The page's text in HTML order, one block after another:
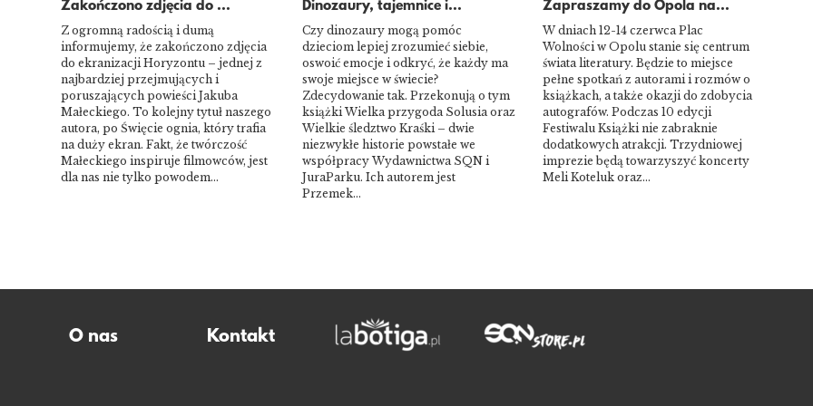
Zakończono zdjęcia do ...
Z ogromną radością i dumą
informujemy, że zakończono zdjęcia
do ekranizacji Horyzontu – jednej z
najbardziej przejmujących i
poruszających powieści Jakuba
Małeckiego. To kolejny tytuł naszego
autora, po Święcie ognia, który trafia
na duży ekran. Fakt, że twórczość
Małeckiego inspiruje filmowców, jest
dla nas nie tylko powodem…
Dinozaury, tajemnice i...
Czy dinozaury mogą pomóc
dzieciom lepiej zrozumieć siebie,
oswoić emocje i odkryć, że każdy ma
swoje miejsce w świecie?
Zdecydowanie tak. Przekonują o tym
książki Wielka przygoda Solusia oraz
Wielkie śledztwo Kraśki – dwie
niezwykłe historie powstałe we
współpracy Wydawnictwa SQN i
JuraParku. Ich autorem jest
Przemek…
Zapraszamy do Opola na...
W dniach 12-14 czerwca Plac
Wolności w Opolu stanie się centrum
świata literatury. Będzie to miejsce
pełne spotkań z autorami i rozmów o
książkach, a także okazji do zdobycia
autografów. Podczas 10 edycji
Festiwalu Książki nie zabraknie
dodatkowych atrakcji. Trzydniowej
imprezie będą towarzyszyć koncerty
Meli Koteluk oraz…
O nas Kontakt